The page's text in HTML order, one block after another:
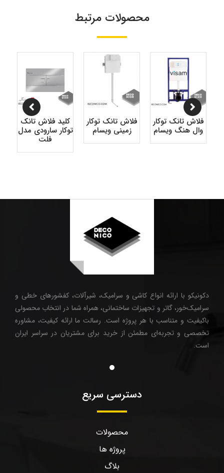
محصولات مرتبط
فلاش تانک توکار
وال هنگ ویسام
فلاش تانک توکار
زمینی ویسام
کلید فلاش تانک
توکار سارودی مدل
فلت
دکونیکو با ارائه انواع کاشی و سرامیک، شیرآلات، کفشورهای خطی و
سرامیک‌خور، گاتر و تجهیزات ساختمانی، همراه شما در انتخاب محصولی
باکیفیت و متناسب با هر پروژه است. رسالت ما ارائه کیفیت، مشاوره
تخصصی و تجربه‌ای مطمئن از خرید برای مشتریان در سراسر ایران
است.
دسترسی سریع
محصولات
پروژه ها
بلاگ